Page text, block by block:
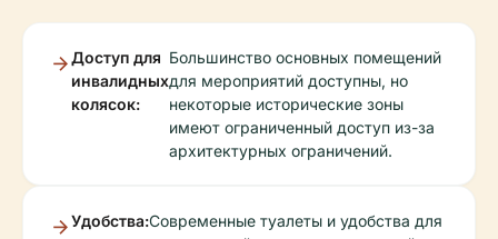
Доступ для
инвалидных
колясок:
Большинство основных помещений
для мероприятий доступны, но
некоторые исторические зоны
имеют ограниченный доступ из-за
архитектурных ограничений.
Удобства:Современные туалеты и удобства для